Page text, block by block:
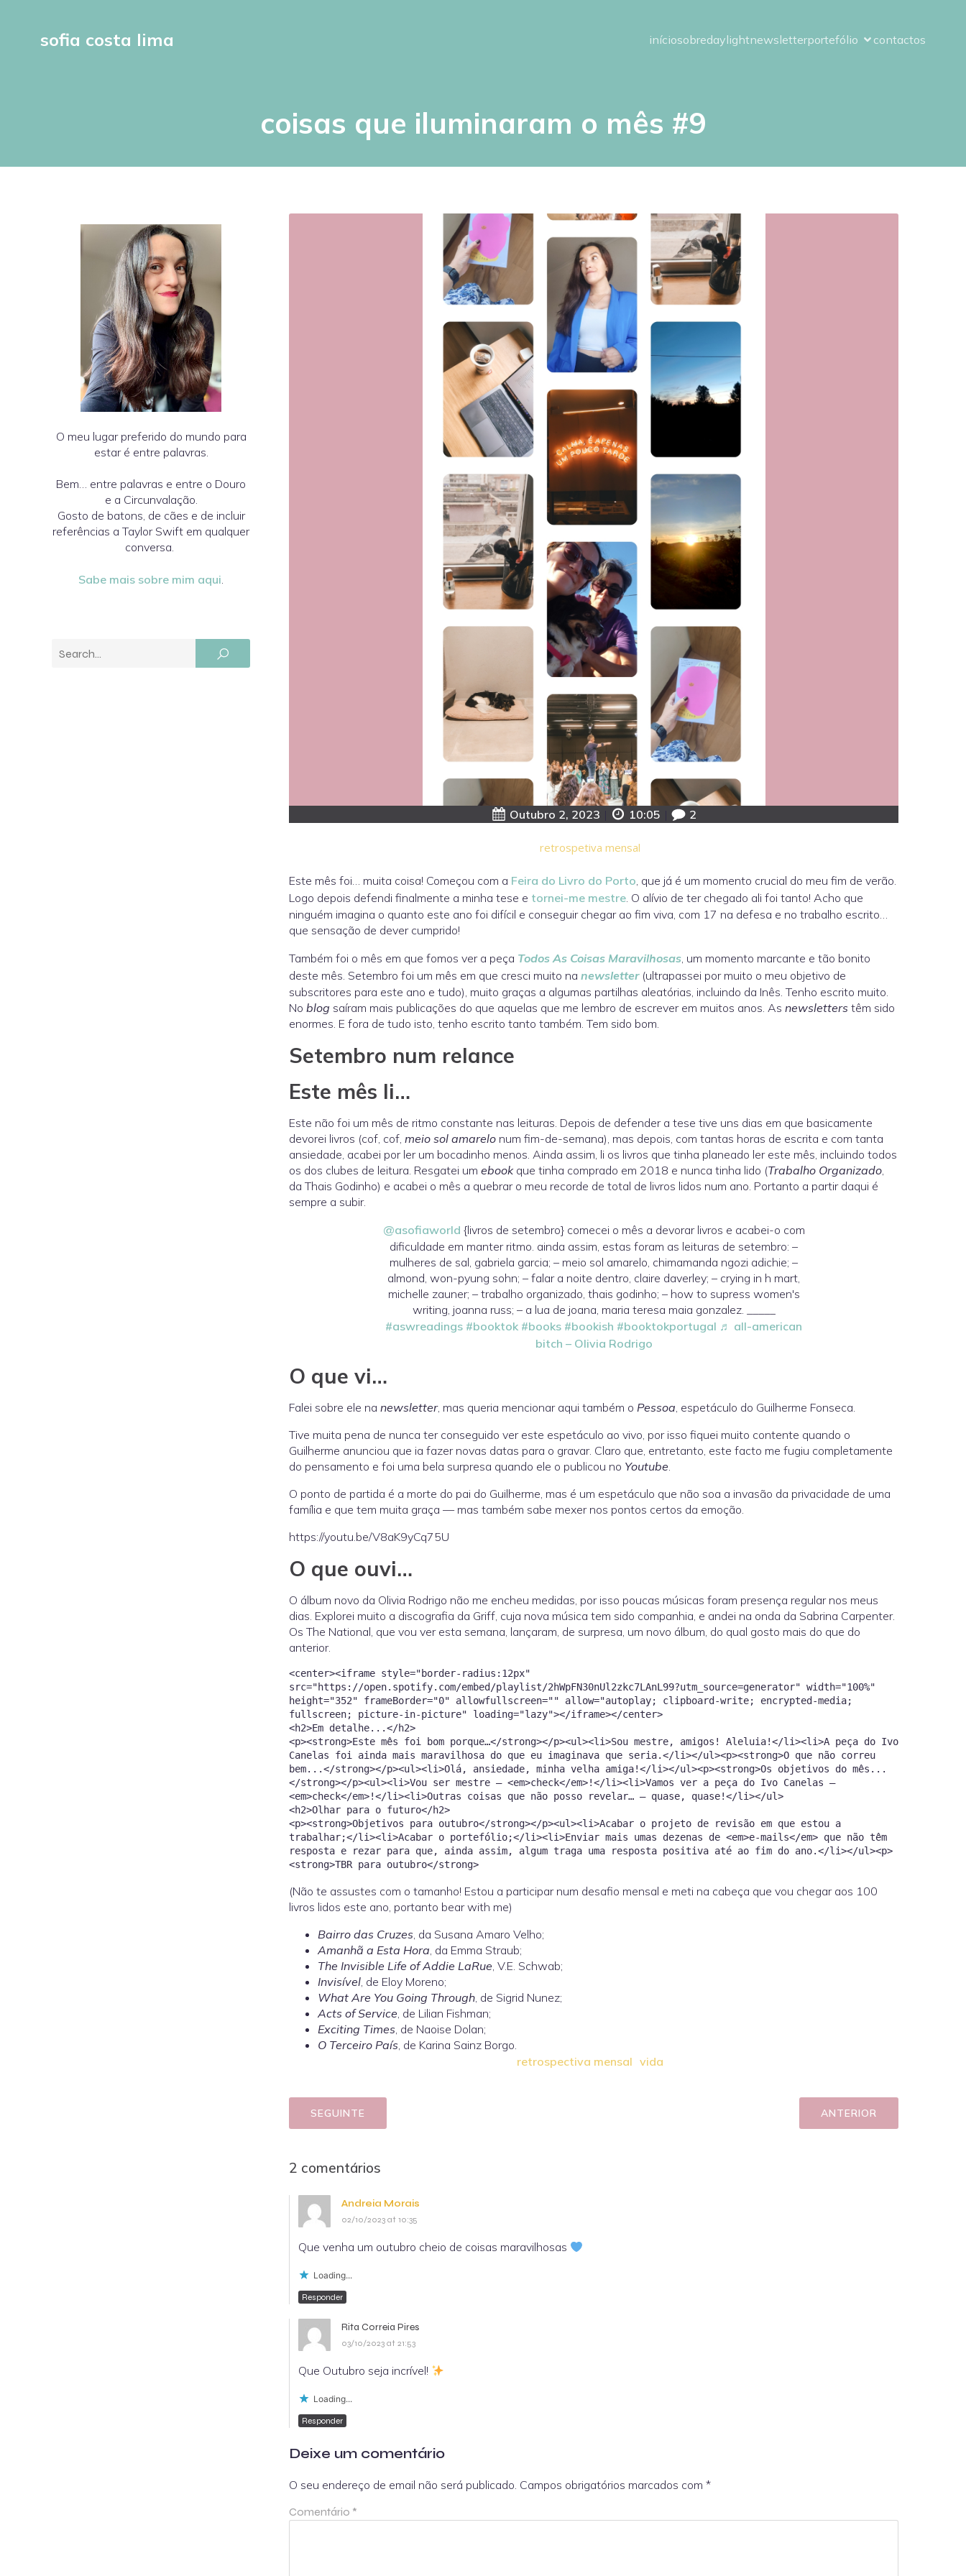
sofia costa lima iníciosobredaylightnewsletterportefólio contactos
coisas que iluminaram o mês #9
O meu lugar preferido do mundo para
estar é entre palavras.
Bem… entre palavras e entre o Douro
e a Circunvalação.
Gosto de batons, de cães e de incluir
referências a Taylor Swift em qualquer
conversa.
Sabe mais sobre mim aqui.
Outubro 2, 2023 10:05 2
retrospetiva mensal
Este mês foi… muita coisa! Começou com a Feira do Livro do Porto, que já é um momento crucial do meu fim de verão.
Logo depois defendi finalmente a minha tese e tornei-me mestre. O alívio de ter chegado ali foi tanto! Acho que
ninguém imagina o quanto este ano foi difícil e conseguir chegar ao fim viva, com 17 na defesa e no trabalho escrito…
que sensação de dever cumprido!
Também foi o mês em que fomos ver a peça Todos As Coisas Maravilhosas, um momento marcante e tão bonito
deste mês. Setembro foi um mês em que cresci muito na newsletter(ultrapassei por muito o meu objetivo de
subscritores para este ano e tudo), muito graças a algumas partilhas aleatórias, incluindo da Inês. Tenho escrito muito.
No blog saíram mais publicações do que aquelas que me lembro de escrever em muitos anos. As newsletters têm sido
enormes. E fora de tudo isto, tenho escrito tanto também. Tem sido bom.
Setembro num relance
Este mês li…
Este não foi um mês de ritmo constante nas leituras. Depois de defender a tese tive uns dias em que basicamente
devorei livros (cof, cof, meio sol amarelo num fim-de-semana), mas depois, com tantas horas de escrita e com tanta
ansiedade, acabei por ler um bocadinho menos. Ainda assim, li os livros que tinha planeado ler este mês, incluindo todos
os dos clubes de leitura. Resgatei um ebookque tinha comprado em 2018 e nunca tinha lido (Trabalho Organizado,
da Thais Godinho) e acabei o mês a quebrar o meu recorde de total de livros lidos num ano. Portanto a partir daqui é
sempre a subir.
@asofiaworld {livros de setembro} comecei o mês a devorar livros e acabei-o com
dificuldade em manter ritmo. ainda assim, estas foram as leituras de setembro: –
mulheres de sal, gabriela garcia; – meio sol amarelo, chimamanda ngozi adichie; –
almond, won-pyung sohn; – falar a noite dentro, claire daverley; – crying in h mart,
michelle zauner; – trabalho organizado, thais godinho; – how to supress women's
writing, joanna russ; – a lua de joana, maria teresa maia gonzalez. _____
#aswreadings #booktok #books #bookish #booktokportugal ♬ all-american
bitch – Olivia Rodrigo
O que vi…
Falei sobre ele na newsletter, mas queria mencionar aqui também o Pessoa, espetáculo do Guilherme Fonseca.
Tive muita pena de nunca ter conseguido ver este espetáculo ao vivo, por isso fiquei muito contente quando o
Guilherme anunciou que ia fazer novas datas para o gravar. Claro que, entretanto, este facto me fugiu completamente
do pensamento e foi uma bela surpresa quando ele o publicou no Youtube.
O ponto de partida é a morte do pai do Guilherme, mas é um espetáculo que não soa a invasão da privacidade de uma
família e que tem muita graça — mas também sabe mexer nos pontos certos da emoção.
https://youtu.be/V8aK9yCq75U
O que ouvi…
O álbum novo da Olivia Rodrigo não me encheu medidas, por isso poucas músicas foram presença regular nos meus
dias. Explorei muito a discografia da Griff, cuja nova música tem sido companhia, e andei na onda da Sabrina Carpenter.
Os The National, que vou ver esta semana, lançaram, de surpresa, um novo álbum, do qual gosto mais do que do
anterior.
<center><iframe style="border-radius:12px"
src="https://open.spotify.com/embed/playlist/2hWpFN30nUl2zkc7LAnL99?utm_source=generator" width="100%"
height="352" frameBorder="0" allowfullscreen="" allow="autoplay; clipboard-write; encrypted-media;
fullscreen; picture-in-picture" loading="lazy"></iframe></center>
<h2>Em detalhe...</h2>
<p><strong>Este mês foi bom porque…</strong></p><ul><li>Sou mestre, amigos! Aleluia!</li><li>A peça do Ivo
Canelas foi ainda mais maravilhosa do que eu imaginava que seria.</li></ul><p><strong>O que não correu
bem...</strong></p><ul><li>Olá, ansiedade, minha velha amiga!</li></ul><p><strong>Os objetivos do mês...
</strong></p><ul><li>Vou ser mestre — <em>check</em>!</li><li>Vamos ver a peça do Ivo Canelas —
<em>check</em>!</li><li>Outras coisas que não posso revelar… — quase, quase!</li></ul>
<h2>Olhar para o futuro</h2>
<p><strong>Objetivos para outubro</strong></p><ul><li>Acabar o projeto de revisão em que estou a
trabalhar;</li><li>Acabar o portefólio;</li><li>Enviar mais umas dezenas de <em>e-mails</em> que não têm
resposta e rezar para que, ainda assim, algum traga uma resposta positiva até ao fim do ano.</li></ul><p>
(Não te assustes com o tamanho! Estou a participar num desafio mensal e meti na cabeça que vou chegar aos 100
livros lidos este ano, portanto bear with me)
Bairro das Cruzes, da Susana Amaro Velho;
Amanhã a Esta Hora, da Emma Straub;
The Invisible Life of Addie LaRue, V.E. Schwab;
Invisível, de Eloy Moreno;
What Are You Going Through, de Sigrid Nunez;
Acts of Service, de Lilian Fishman;
Exciting Times, de Naoise Dolan;
O Terceiro País, de Karina Sainz Borgo.
retrospectiva mensal vida
SEGUINTE ANTERIOR
2 comentários
Andreia Morais
02/10/2023 at 10:35
Que venha um outubro cheio de coisas maravilhosas
Loading...
Responder
Rita Correia Pires
03/10/2023 at 21:53
Que Outubro seja incrível!
Loading...
Responder
Deixe um comentário
O seu endereço de email não será publicado. Campos obrigatórios marcados com *
Comentário *